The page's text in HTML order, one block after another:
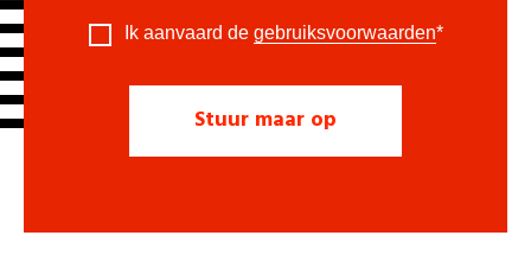
Ik aanvaard de gebruiksvoorwaarden*